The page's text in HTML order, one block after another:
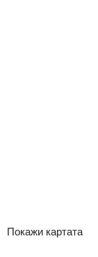
Покажи картата